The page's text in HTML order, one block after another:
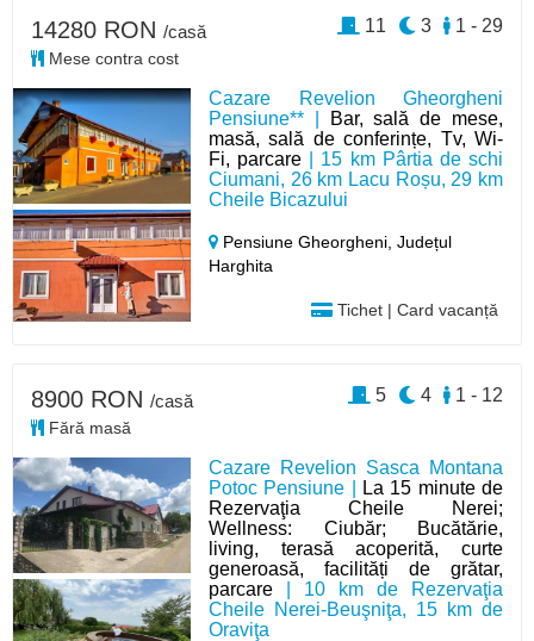
Cazare Revelion Gheorgheni
Pensiune** |
Bar, sală de mese,
masă, sală de conferințe, Tv, Wi-
Fi, parcare | 15 km Pârtia de schi
Ciumani, 26 km Lacu Roșu, 29 km
Cheile Bicazului
Pensiune Gheorgheni,Județul
Harghita
Tichet | Card vacanță
14280 RON /casă
Mese contra cost
1 - 29
3
11
Cazare Revelion Sasca Montana
Potoc Pensiune |
La 15 minute de
Rezervaţia Cheile Nerei;
Wellness: Ciubăr; Bucătărie,
living, terasă acoperită, curte
generoasă, facilități de grătar,
parcare | 10 km de Rezervaţia
Cheile Nerei-Beuşniţa, 15 km de
Oraviţa
8900 RON /casă
Fără masă
1 - 12
4
5